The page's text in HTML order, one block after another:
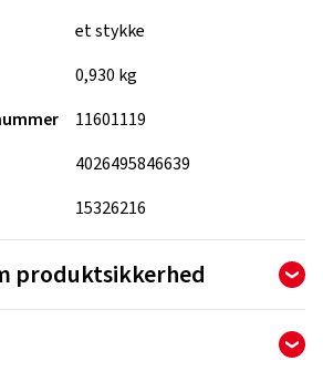
et stykke
0,930 kg
11601119
4026495846639
15326216
produktsikkerhed